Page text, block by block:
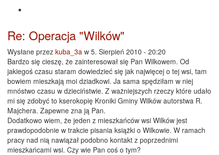
Re: Operacja "Wilków"
Wysłane przez kuba_3a w 5. Sierpień 2010 - 20:20
Bardzo się cieszę, że zainteresował się Pan Wilkowem. Od
jakiegoś czasu staram dowiedzieć się jak najwięcej o tej wsi, tam
bowiem mieszkają moi dziadkowi. Ja sama spędziłam w niej
mnóstwo czasu w dzieciństwie. Z ważniejszych rzeczy które udało
mi się zdobyć to kserokopię Kroniki Gminy Wilków autorstwa R.
Majchera. Zapewne zna ją Pan.
Dodatkowo wiem, że jeden z mieszkańców wsi Wilków jest
prawdopodobnie w trakcie pisania książki o Wilkowie. W ramach
pracy nad nią nawiązał podobno kontakt z poprzednimi
mieszkańcami wsi. Czy wie Pan coś o tym?